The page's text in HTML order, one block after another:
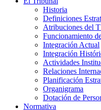
Historia
Definiciones
Atribuciones del
Funcionamiento
Integración Actual
Integración
Actividades
Relaciones
Planificación
Organigrama
Dotación de
Normativa